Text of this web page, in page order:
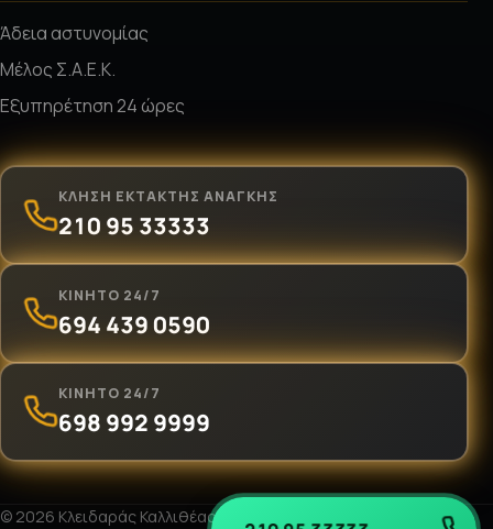
Άδεια αστυνομίας
Μέλος Σ.Α.Ε.Κ.
Εξυπηρέτηση 24 ώρες
ΚΛΉΣΗ ΈΚΤΑΚΤΗΣ ΑΝΆΓΚΗΣ
210 95 33333
ΚΙΝΗΤΌ 24/7
694 439 0590
ΚΙΝΗΤΌ 24/7
698 992 9999
© 2026 Κλειδαράς Καλλιθέας «Ο Νίκος». Με επιφύλαξη παντός